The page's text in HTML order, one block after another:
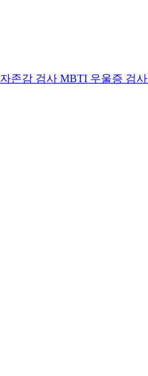
자존감 검사 MBTI 우울증 검사